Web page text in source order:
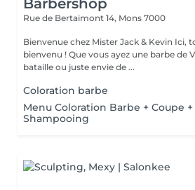
Barbershop
Rue de Bertaimont 14, Mons 7000
Bienvenue chez Mister Jack & Kevin Ici, tout le monde est le
bienvenu ! Que vous ayez une barbe de Viking, une coupe en
bataille ou juste envie de ...
Coloration barbe
Menu Coloration Barbe + Coupe
Shampooing